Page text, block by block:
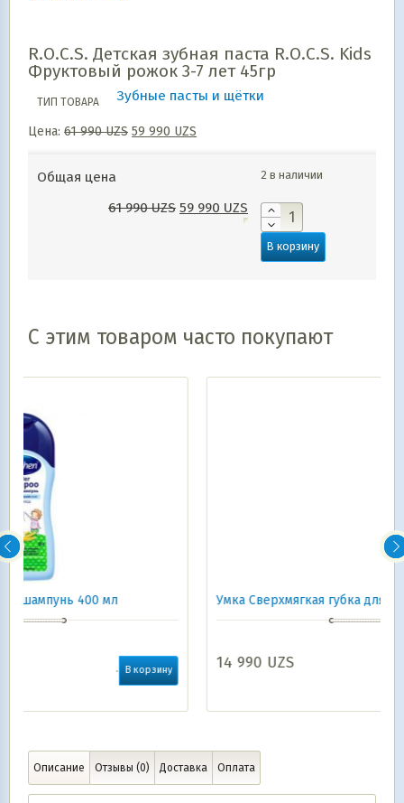
R.O.C.S. Детская зубная паста R.O.C.S. Kids
Фруктовый рожок 3-7 лет 45гр
ТИП ТОВАРА Зубные пасты и щётки
Цена: 61 990UZS 59 990 UZS
Общая цена
61 990UZS 59 990 UZS
2 в наличии
В корзину
С этим товаром часто покупают
Умка Сверхмягкая губка для купания
UZS
Описание Отзывы (0) Доставка Оплата